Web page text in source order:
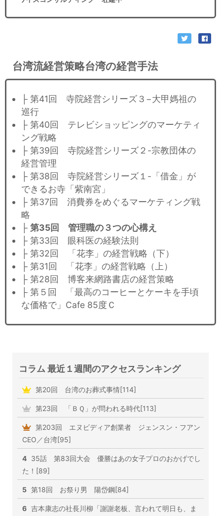
台湾流経営策略台湾の経営手法
├ 第41回 寺院経営シリーズ３−大甲媽祖の
巡行
├ 第40回 テレビショッピングのマーケティ
ング戦略
├ 第39回 寺院経営シリーズ２-宗教団体の
経営管理
├ 第38回 寺院経営シリーズ１-「借金」が
できるお寺「紫南宮」
├ 第37回 消費券をめぐるマーケティング戦
略
├ 第35回 管理職の３つの心構え
├ 第33回 眼科医の経験法則
├ 第32回 「花李」の経営戦略（下）
├ 第31回 「花李」の経営戦略（上）
├ 第28回 博客来網路書店の経営策略
├ 第５回 「最高のコーヒーとケーキを手頃
な価格で」Cafe 85度Ｃ
コラム 最近１週間のアクセスランキング
第20回 台湾のお葬式事情[114]
第23回 「ＢＱ」が問われる時代[113]
第203回 エヌビディア創業者 ジェンスン・フアン
CEO／台湾[95]
4 35話 第83回大会 優勝はあの女子プロのおかげでし
た！[89]
5 第18回 お祭り男 陽岱鋼[84]
6 吉本康志の社長川柳「謝謝老板、言われて明日も、ま